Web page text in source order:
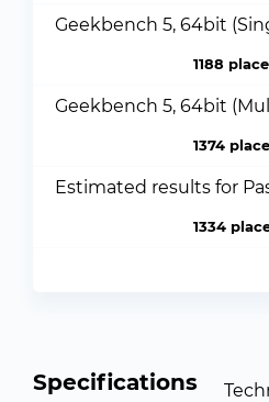
Geekbench 5, 64bit
1188 place
Geekbench 5, 64bit
1374 place
Estimated results for
1334
Specifications